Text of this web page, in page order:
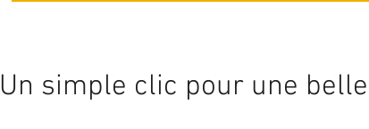
Un simple clic pour une